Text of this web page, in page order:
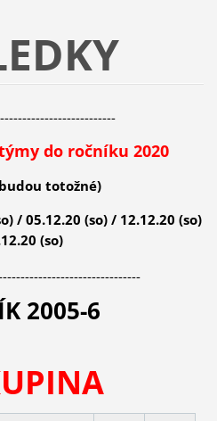
do ročníku 2020
totožné)
/ 05.12.20 (so) / 12.12.20 (so)
(so)
2005-6